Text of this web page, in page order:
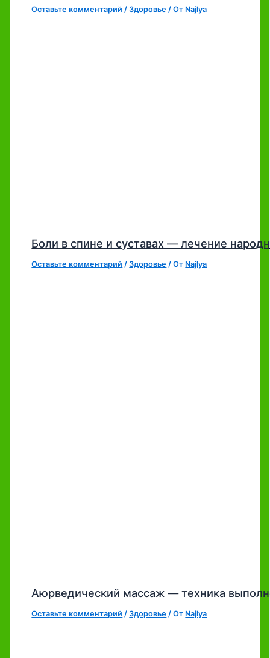
Оставьте комментарий /Здоровье / От Najlya
Боли в спине и суставах — лечение
Оставьте комментарий /Здоровье / От Najlya
Аюрведический массаж — техника
Оставьте комментарий /Здоровье / От Najlya